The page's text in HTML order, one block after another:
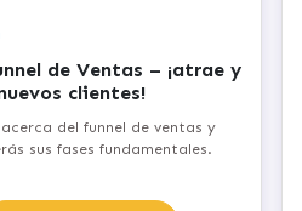
de Ventas – ¡atrae y
clientes!
del funnel de ventas y
sus fases fundamentales.